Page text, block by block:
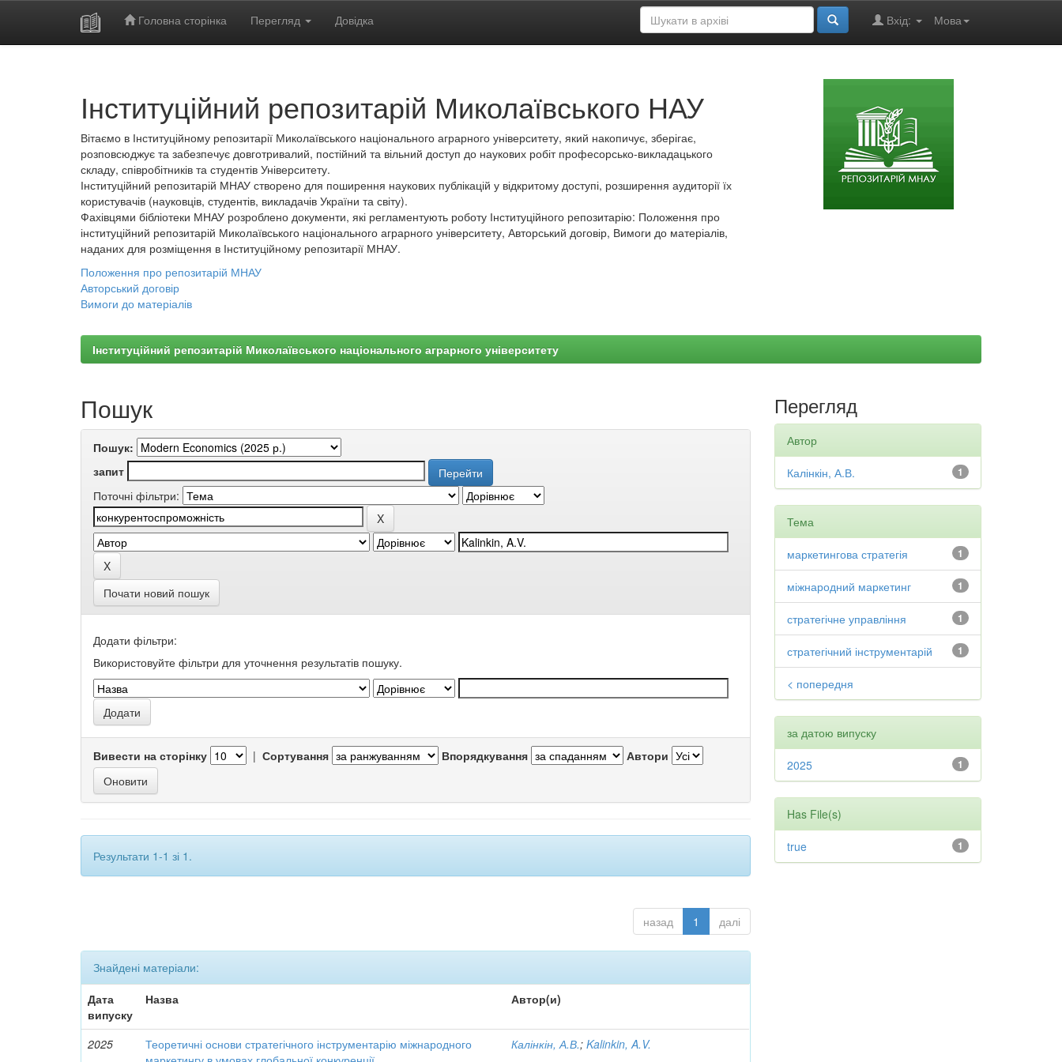
Головна сторінка Перегляд Довідка Мова
Вхід:
Інституційний репозитарій Миколаївського НАУ
Вітаємо в Інституційному репозитарії Миколаївського національного аграрного університету, який накопичує, зберігає,
розповсюджує та забезпечує довготривалий, постійний та вільний доступ до наукових робіт професорсько-викладацького
складу, співробітників та студентів Університету.
Інституційний репозитарій МНАУ створено для поширення наукових публікацій у відкритому доступі, розширення аудиторії їх
користувачів (науковців, студентів, викладачів України та світу).
Фахівцями бібліотеки МНАУ розроблено документи, які регламентують роботу Інституційного репозитарію: Положення про
інституційний репозитарій Миколаївського національного аграрного університету, Авторський договір, Вимоги до матеріалів,
наданих для розміщення в Інституційному репозитарії МНАУ.
Положення про репозитарій МНАУ
Авторський договір
Вимоги до матеріалів
Інституційний репозитарій Миколаївського національного аграрного університету
Пошук
Пошук:
запит
Поточні фільтри:
Почати новий пошук
Додати фільтри:
Використовуйте фільтри для уточнення результатів пошуку.
Вивести на сторінку | Сортування Впорядкування Автори
Результати 1-1 зі 1.
назад 1 далі
Знайдені матеріали:
Дата
випуску
Назва Автор(и)
2025
Теоретичні основи стратегічного інструментарію міжнародного
Калінкін, А.В.;Kalinkin, A.V.
Перегляд
Автор
1
Калінкін, А.В.
Тема
1
маркетингова стратегія
1
міжнародний маркетинг
1
стратегічне управління
1
стратегічний інструментарій
< попередня
за датою випуску
1
2025
Has File(s)
1
true